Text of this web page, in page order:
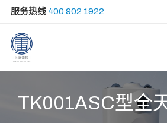
服务热线 400 902 1922
TK001ASC型全